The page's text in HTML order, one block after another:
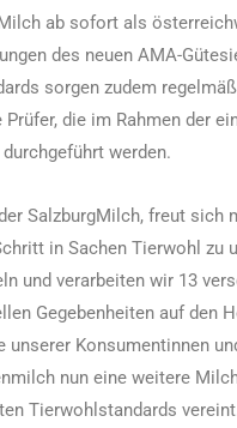
ab sofort als
des neuen AMA-
sorgen zudem
die im Rahmen der
werden.
SalzburgMilch, freut sich
in Sachen Tierwohl zu
und verarbeiten wir 13
Gegebenheiten auf den
Konsumentinnen
nun eine weitere
Tierwohlstandards